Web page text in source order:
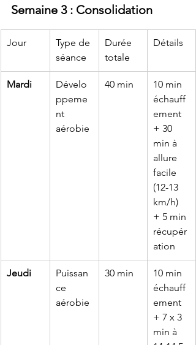
Semaine 3 : Consolidation
Jour
Type de
séance
Durée
totale
Détails
Mardi
Dévelo
ppeme
nt
aérobie
40 min
10 min
échauff
ement
+ 30
min à
allure
facile
(12-13
km/h)
+ 5 min
récupér
ation
Jeudi
Puissan
ce
aérobie
30 min
10 min
échauff
ement
+ 7 x 3
min à